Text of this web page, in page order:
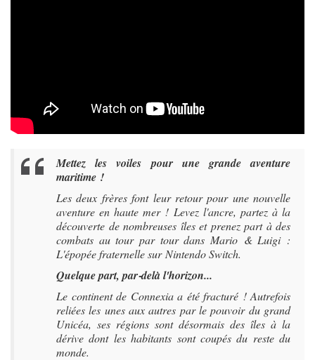
Mettez les voiles pour une grande aventure
maritime !
Les deux frères font leur retour pour une nouvelle
aventure en haute mer ! Levez l'ancre, partez à la
découverte de nombreuses îles et prenez part à des
combats au tour par tour dans Mario & Luigi :
L'épopée fraternelle sur Nintendo Switch.
Quelque part, par‑delà l'horizon...
Le continent de Connexia a été fracturé ! Autrefois
reliées les unes aux autres par le pouvoir du grand
Unicéa, ses régions sont désormais des îles à la
dérive dont les habitants sont coupés du reste du
monde.